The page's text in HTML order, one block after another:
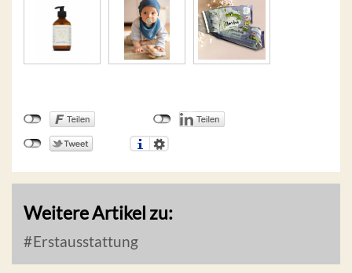
Weitere Artikel zu:
Erstausstattung